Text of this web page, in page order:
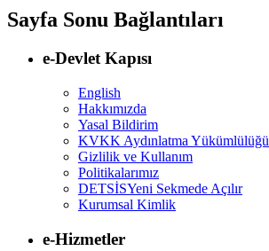
Sayfa Sonu Bağlantıları
e-Devlet Kapısı
English
Hakkımızda
Yasal Bildirim
KVKK Aydınlatma Yükümlülüğü
Gizlilik ve Kullanım
Politikalarımız
DETSİSYeni Sekmede Açılır
Kurumsal Kimlik
e-Hizmetler